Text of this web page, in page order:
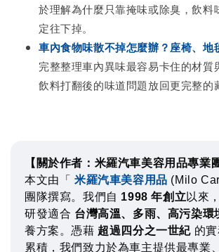
於理解為什麼只靠掩味或除臭，飲料
定往下掉。
車內食物味散不掉怎麼辦？座椅、地
完整整理車內異味最容易卡住的材質
飲料打翻後的味道問題放回更完整的
【關於作者：米羅汽車美容用品專業
本文由「 米羅汽車美容用品 (Milo
團隊撰寫。我們自 1998 年創立 以來
研發適合 台灣高溫、多雨、高污染環
養方案。憑藉 超過四分之一世紀 的
累積，我們致力於為車主提供最專業